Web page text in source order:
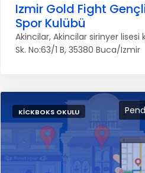
Izmir Gold Fight
Spor Kulübü
Akincilar, Akincilar sirinyer lisesi
Sk. No:63/1 B, 35380 Buca/Izmir
KICKBOKS OKULU